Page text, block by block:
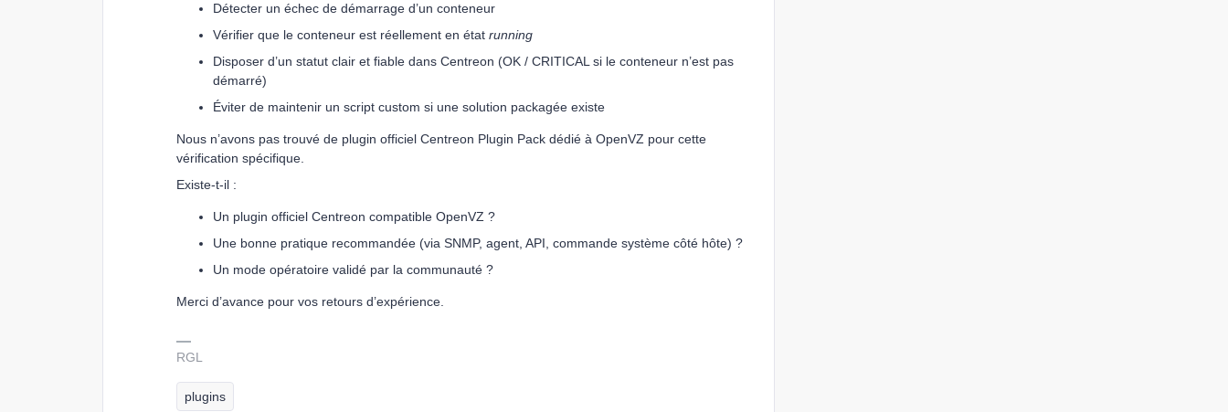
Détecter un échec de démarrage d’un conteneur
Vérifier que le conteneur est réellement en état running
Disposer d’un statut clair et fiable dans Centreon (OK / CRITICAL si le conteneur n’est pas
démarré)
Éviter de maintenir un script custom si une solution packagée existe
Nous n’avons pas trouvé de plugin officiel Centreon Plugin Pack dédié à OpenVZ pour cette
vérification spécifique.
Existe-t-il :
Un plugin officiel Centreon compatible OpenVZ ?
Une bonne pratique recommandée (via SNMP, agent, API, commande système côté hôte) ?
Un mode opératoire validé par la communauté ?
Merci d’avance pour vos retours d’expérience.
RGL
plugins